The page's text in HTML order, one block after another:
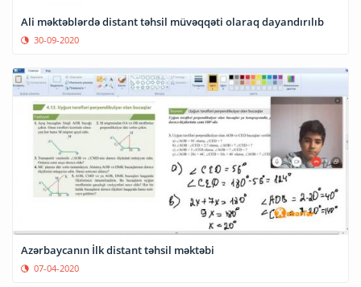
Ali məktəblərdə distant təhsil müvəqqəti olaraq dayandırılıb
30-09-2020
Azərbaycanın İlk distant təhsil məktəbi
07-04-2020